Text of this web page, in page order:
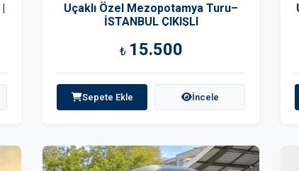
Uçaklı Özel Mezopotamya Turu–
İSTANBUL ÇIKIŞLI
₺ 15.500
Sepete Ekle İncele